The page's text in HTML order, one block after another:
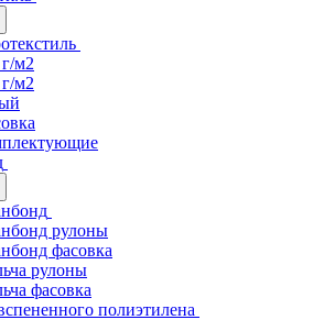
м2
м2
рулоны
фасовка
рулоны
фасовка
полиэтилена